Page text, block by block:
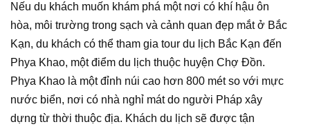
Nếu du khách muốn khám phá một nơi có khí hậu ôn
hòa, môi trường trong sạch và cảnh quan đẹp mắt ở Bắc
Kạn, du khách có thể tham gia tour du lịch Bắc Kạn đến
Phya Khao, một điểm du lịch thuộc huyện Chợ Đồn.
Phya Khao là một đỉnh núi cao hơn 800 mét so với mực
nước biển, nơi có nhà nghỉ mát do người Pháp xây
dựng từ thời thuộc địa. Khách du lịch sẽ được tận